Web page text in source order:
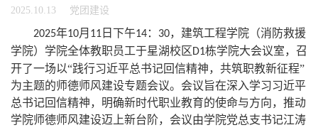
2025.10.13 党团建设
2025年10月 11 日下午14： 30，建筑工程学院（消防救援
学院）学院全体教职员工于星湖校区D1栋学院大会议室，召
开了一场以“践行习近平总书记回信精神，共筑职教新征程”
为主题的师德师风建设专题会议。会议旨在深入学习习近平
总书记回信精神，明确新时代职业教育的使命与方向，推动
学院师德师风建设迈上新台阶，会议由学院党总支书记江涛